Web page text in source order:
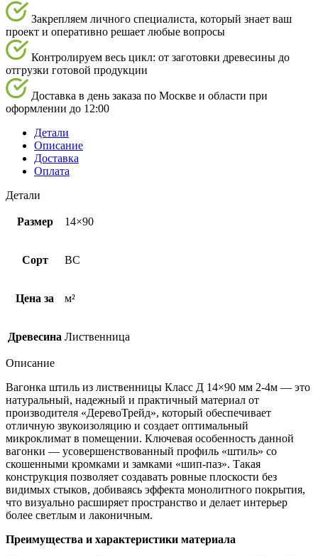
Закрепляем личного специалиста, который знает ваш
проект и оперативно решает любые вопросы
Контролируем весь цикл: от заготовки древесины до
отгрузки готовой продукции
Доставка в день заказа по Москве и области при
оформлении до 12:00
Детали
Описание
Доставка
Оплата
Детали
Размер 14×90
Сорт ВС
Цена за м²
Древесина Лиственница
Описание
Вагонка штиль из лиственницы Класс Д 14×90 мм 2-4м — это
натуральный, надежный и практичный материал от
производителя «ДеревоТрейд», который обеспечивает
отличную звукоизоляцию и создает оптимальный
микроклимат в помещении. Ключевая особенность данной
вагонки — усовершенствованный профиль «штиль» со
скошенными кромками и замками «шип-паз». Такая
конструкция позволяет создавать ровные плоскости без
видимых стыков, добиваясь эффекта монолитного покрытия,
что визуально расширяет пространство и делает интерьер
более светлым и лаконичным.
Преимущества и характеристики материала